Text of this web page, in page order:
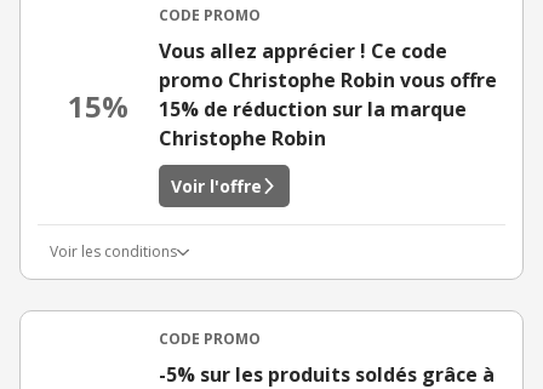
15%
CODE PROMO
Vous allez apprécier ! Ce code
promo Christophe Robin vous offre
15% de réduction sur la marque
Christophe Robin
Voir l'offre
Voir les conditions
CODE PROMO
-5% sur les produits soldés grâce à